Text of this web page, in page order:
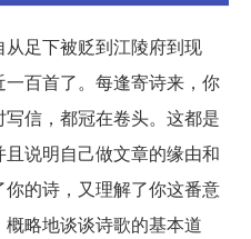
足下被贬到江陵府到现
百首了。每逢寄诗来，你
信，都冠在卷头。这都是
说明自己做文章的缘由和
的诗，又理解了你这番意
略地谈谈诗歌的基本道